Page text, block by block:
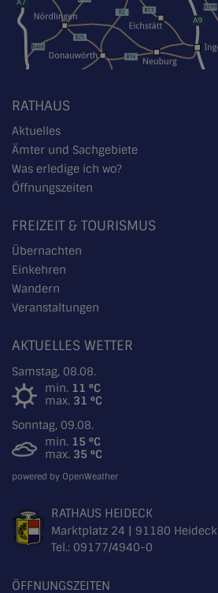
RATHAUS
Aktuelles
Ämter und Sachgebiete
Was erledige ich wo?
Öffnungszeiten
FREIZEIT & TOURISMUS
Übernachten
Einkehren
Wandern
Veranstaltungen
AKTUELLES WETTER
Samstag, 08.08.
min. 11 °C
max. 31 °C
Sonntag, 09.08.
min. 15 °C
max. 35 °C
powered by OpenWeather
RATHAUS HEIDECK
Marktplatz 24 | 91180 Heideck
Tel.: 09177/4940-0
ÖFFNUNGSZEITEN